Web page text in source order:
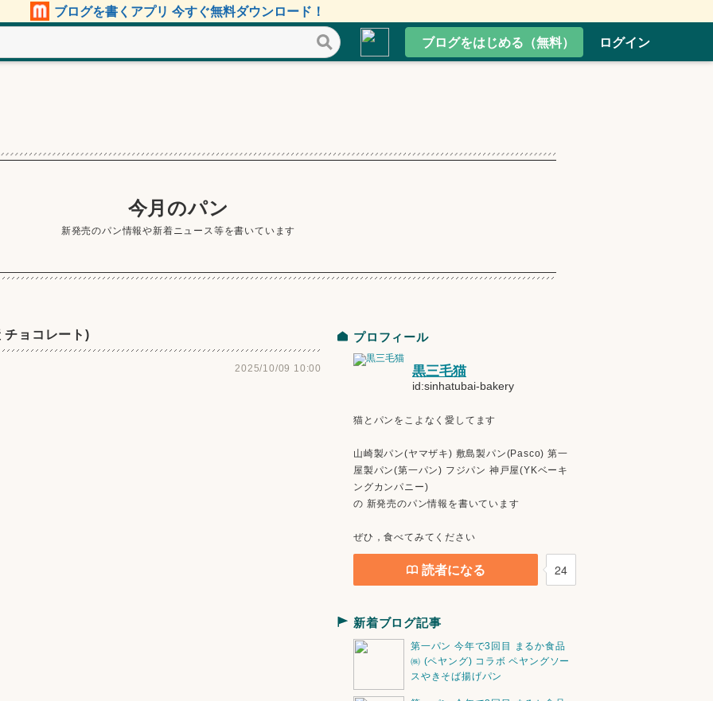
ブログを書くアプリ 今すぐ無料ダウンロード！
ブログをはじめる（無料）
ログイン
今月のパン
新発売のパン情報や新着ニュース等を書いています
チョコレート)
2025/10/09 10:00
プロフィール
黒三毛猫
id:sinhatubai-bakery
猫とパンをこよなく愛してます
山崎製パン(ヤマザキ) 敷島製パン(Pasco) 第一
屋製パン(第一パン) フジパン 神戸屋(YKベーキ
ングカンパニー)
の 新発売のパン情報を書いています
ぜひ，食べてみてください
読者になる 24
新着ブログ記事
第一パン 今年で3回目 まるか食品
㈱ (ペヤング) コラボ ペヤングソー
スやきそば揚げパン